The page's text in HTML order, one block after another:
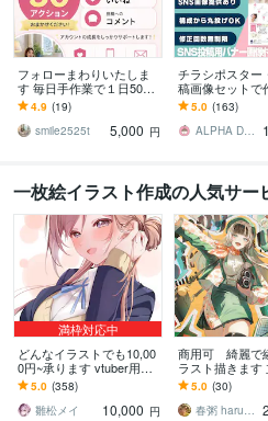
フォローまわりいたしま
す 毎日手作業で１日50ア
クションいたします。
4.9 (19)
smile2525t
5,000 円
チラシポスター
稿画像セットで
パーツ制限無し
数無制限！
5.0 (163)
ALPHA Design_RINGO
一枚絵イラスト作成の人気サー
満枠対応中
どんなイラストでも10,00
0円~承ります vtuber用立
ち絵、一枚絵、アイコン
などなんでもOK！
5.0 (358)
雛松メイ
10,000 円
商用可 綺麗で
ラスト描きます
ら一枚絵まで制
気軽にご相談下
5.0 (30)
春粥 harukayu